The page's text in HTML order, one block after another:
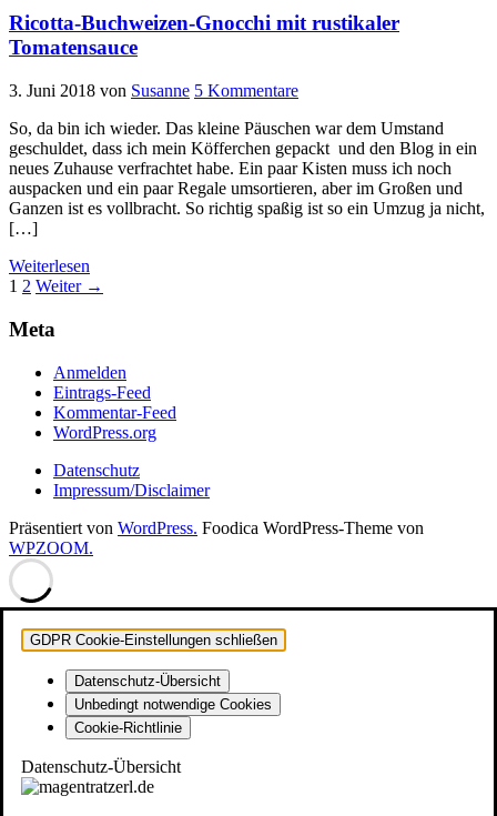
Ricotta-Buchweizen-Gnocchi mit rustikaler
Tomatensauce
3. Juni 2018 von Susanne 5 Kommentare
So, da bin ich wieder. Das kleine Päuschen war dem Umstand
geschuldet, dass ich mein Köfferchen gepackt und den Blog in ein
neues Zuhause verfrachtet habe. Ein paar Kisten muss ich noch
auspacken und ein paar Regale umsortieren, aber im Großen und
Ganzen ist es vollbracht. So richtig spaßig ist so ein Umzug ja nicht,
[…]
Weiterlesen
Seitennummerierung
der
1 2 Weiter →
Meta
Anmelden
Eintrags-Feed
Kommentar-Feed
WordPress.org
Datenschutz
Impressum/Disclaimer
Präsentiert von WordPress. Foodica WordPress-Theme von
WPZOOM.
GDPR Cookie-Einstellungen schließen
Datenschutz-Übersicht
Unbedingt notwendige Cookies
Cookie-Richtlinie
Datenschutz-Übersicht